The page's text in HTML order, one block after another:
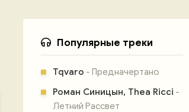
Популярные треки
Tqvaro - Предначертано
Роман Синицын, Thea Ricci -
Летний Рассвет